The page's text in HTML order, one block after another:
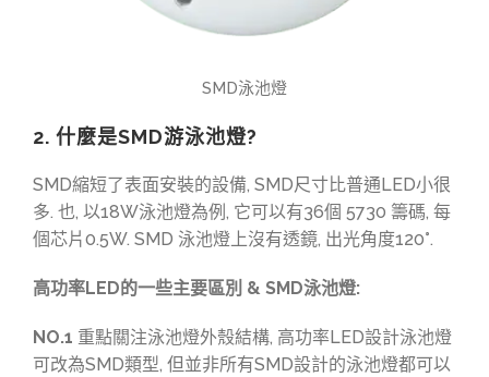
SMD泳池燈
2. 什麼是SMD游泳池燈?
SMD縮短了表面安裝的設備, SMD尺寸比普通LED小很
多. 也, 以18W泳池燈為例, 它可以有36個 5730 籌碼, 每
個芯片0.5W. SMD 泳池燈上沒有透鏡, 出光角度120°.
高功率LED的一些主要區別 & SMD泳池燈:
NO.1 重點關注泳池燈外殼結構, 高功率LED設計泳池燈
可改為SMD類型, 但並非所有SMD設計的泳池燈都可以